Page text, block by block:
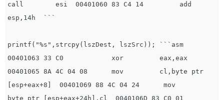
call        esi  00401060 83 C4 14         add
esp,14h  ```
printf("%s",strcpy(lszDest, lszSrc)); ```asm
00401063 33 C0            xor         eax,eax
00401065 8A 4C 04 08      mov         cl,byte ptr
[esp+eax+8]  00401069 88 4C 04 24      mov
byte ptr [esp+eax+24h],cl  0040106D 83 C0 01